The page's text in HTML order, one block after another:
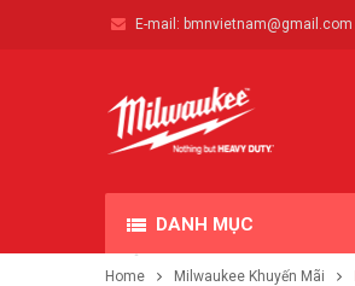
E-mail: bmnvietnam@gmail.com
DANH MỤC
Home Milwaukee Khuyến Mãi